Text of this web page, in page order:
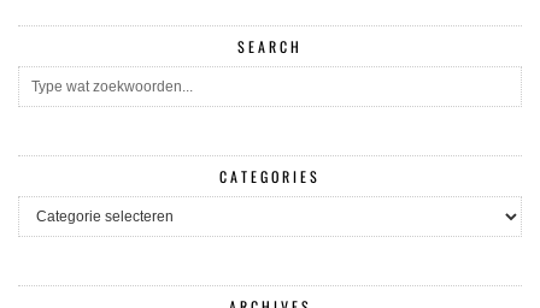
SEARCH
CATEGORIES
CATEGORIES